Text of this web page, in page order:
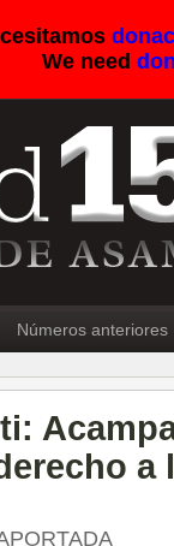
We need
Números anteriores
a